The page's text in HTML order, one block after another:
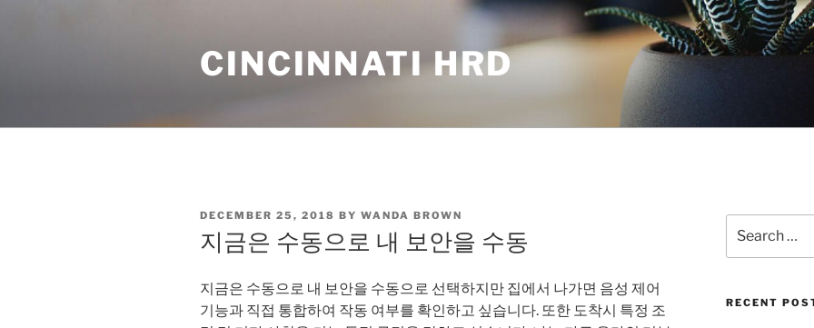
CINCINNATI HRD
POSTED
DECEMBER 25, 2018 BY WANDA BROWN
지금은 수동으로 내 보안을 수동
지금은 수동으로 내 보안을 수동으로 선택하지만 집에서 나가면 음성 제어
기능과 직접 통합하여 작동 여부를 확인하고 싶습니다. 또한 도착시 특정 조
for:
RECENT